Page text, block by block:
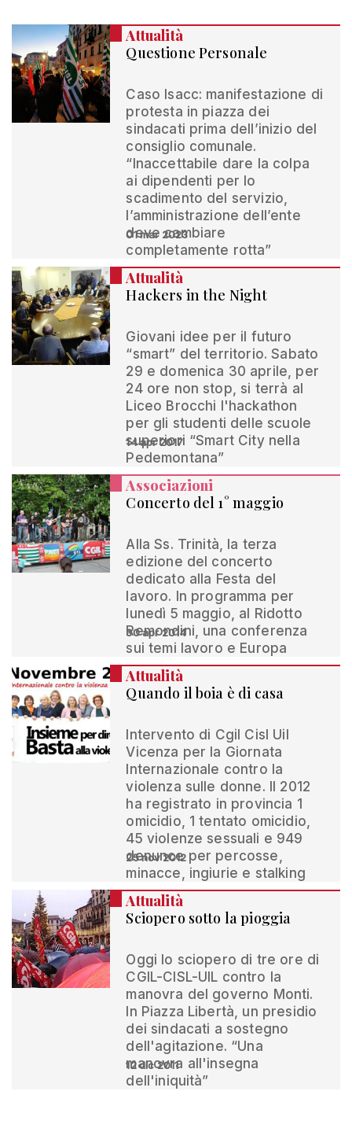
Attualità
Questione Personale
Caso Isacc: manifestazione di
protesta in piazza dei
sindacati prima dell’inizio del
consiglio comunale.
“Inaccettabile dare la colpa
ai dipendenti per lo
scadimento del servizio,
l’amministrazione dell’ente
deve cambiare
completamente rotta”
01 mar 2023
Attualità
Hackers in the Night
Giovani idee per il futuro
“smart” del territorio. Sabato
29 e domenica 30 aprile, per
24 ore non stop, si terrà al
Liceo Brocchi l'hackathon
per gli studenti delle scuole
superiori “Smart City nella
Pedemontana”
14 apr 2017
Associazioni
Concerto del 1° maggio
Alla Ss. Trinità, la terza
edizione del concerto
dedicato alla Festa del
lavoro. In programma per
lunedì 5 maggio, al Ridotto
Remondini, una conferenza
sui temi lavoro e Europa
30 apr 2014
Attualità
Quando il boia è di casa
Intervento di Cgil Cisl Uil
Vicenza per la Giornata
Internazionale contro la
violenza sulle donne. Il 2012
ha registrato in provincia 1
omicidio, 1 tentato omicidio,
45 violenze sessuali e 949
denunce per percosse,
minacce, ingiurie e stalking
25 nov 2012
Attualità
Sciopero sotto la pioggia
Oggi lo sciopero di tre ore di
CGIL-CISL-UIL contro la
manovra del governo Monti.
In Piazza Libertà, un presidio
dei sindacati a sostegno
dell'agitazione. “Una
manovra all'insegna
dell'iniquità”
12 dic 2011